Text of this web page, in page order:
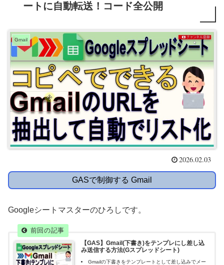
ートに自動転送！コード全公開
Gmail
2026.02.03
GASで制御する Gmail
Googleシートマスターのひろしです。
【GAS】Gmail(下書き)をテンプレにし差し込
み送信する方法(Gスプレッドシート)
Gmailの下書きをテンプレートとして差し込みでメー